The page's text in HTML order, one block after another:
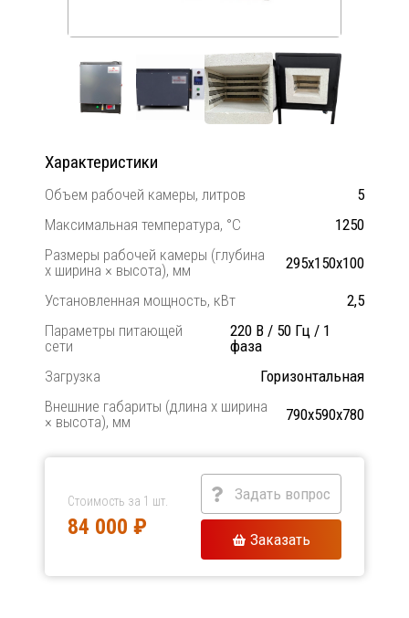
Характеристики
Объем рабочей камеры, литров
5
Максимальная температура, °C
1250
Размеры рабочей камеры (глубина
х ширина × высота), мм
295х150х100
Установленная мощность, кВт
2,5
Параметры питающей
сети
220 В / 50 Гц / 1
фаза
Загрузка
Горизонтальная
Внешние габариты (длина х ширина
× высота), мм
790х590х780
Стоимость за 1 шт.
84 000 ₽
Задать вопрос
Заказать